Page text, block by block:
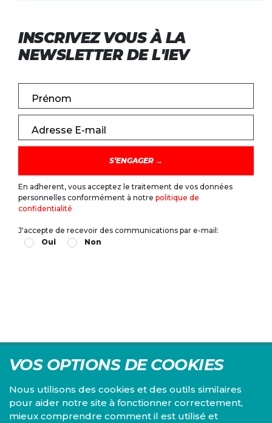
INSCRIVEZ VOUS À LA
NEWSLETTER DE L'IEV
Prénom
Adresse E-mail
En adherent, vous acceptez le traitement de vos données
personnelles conformément à notre politique de
confidentialité
J'accepte de recevoir des communications par e-mail:
Oui
Non
VOS OPTIONS DE COOKIES
Nous utilisons des cookies et des outils similaires
pour aider notre site à fonctionner correctement,
mieux comprendre comment il est utilisé et